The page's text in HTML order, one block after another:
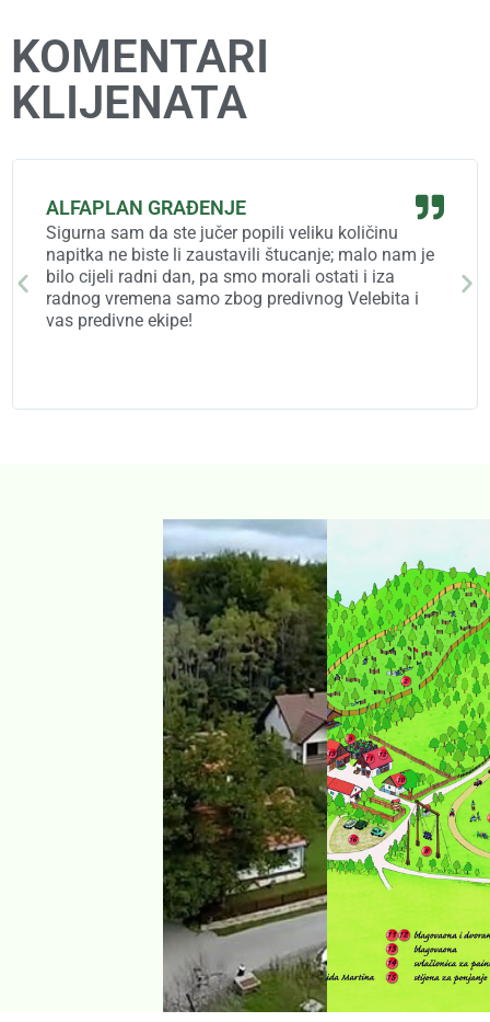
KOMENTARI
KLIJENATA
ALFAPLAN GRAĐENJE
Sigurna sam da ste jučer popili veliku količinu
napitka ne biste li zaustavili štucanje; malo nam je
bilo cijeli radni dan, pa smo morali ostati i iza
radnog vremena samo zbog predivnog Velebita i
vas predivne ekipe!